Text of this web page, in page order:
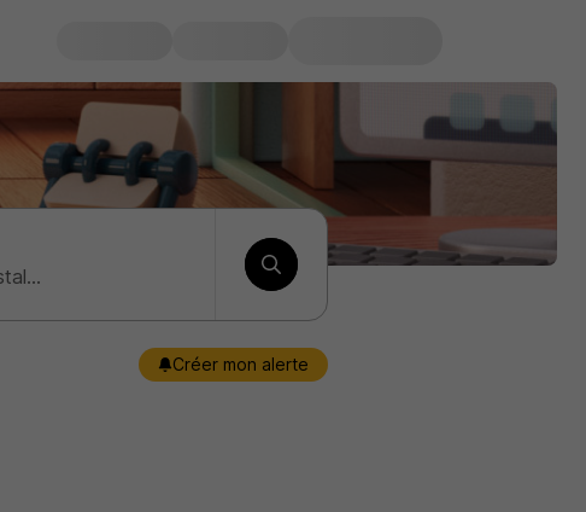
Créer mon alerte